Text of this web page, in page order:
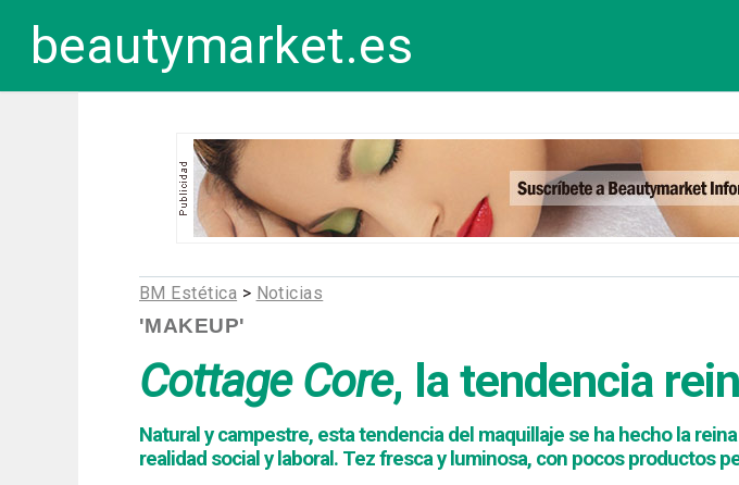
beautymarket.es
BM Estética > Noticias
'MAKEUP'
Cottage Core, la tendencia
Natural y campestre, esta tendencia del maquillaje se ha hecho la
realidad social y laboral. Tez fresca y luminosa, con pocos productos